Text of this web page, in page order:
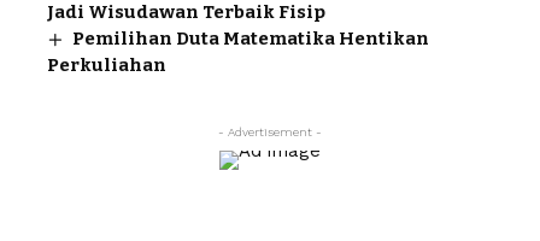
Jadi Wisudawan Terbaik Fisip
Pemilihan Duta Matematika Hentikan
Perkuliahan
- Advertisement -